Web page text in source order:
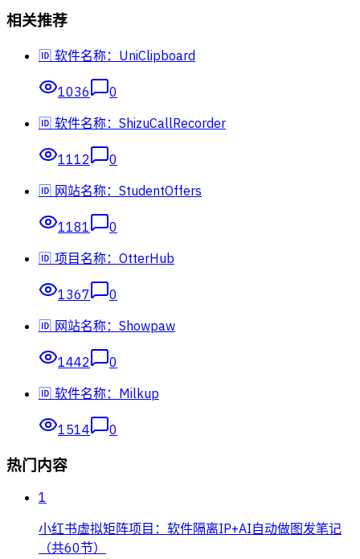
相关推荐
🆔 软件名称：UniClipboard
1036
0
🆔 软件名称：ShizuCallRecorder
1112
0
🆔 网站名称：StudentOffers
1181
0
🆔 项目名称：OtterHub
1367
0
🆔 网站名称：Showpaw
1442
0
🆔 软件名称：Milkup
1514 0
热门内容
1
小红书虚拟矩阵项目：软件隔离IP+AI自动做图发笔记
（共60节）